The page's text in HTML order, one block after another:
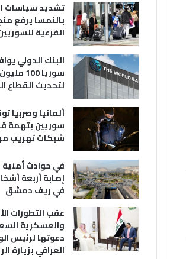
تشديد سياسات
بالنمسا يرفع
الفرعية
البنك الدولي
سوريا 100
لتحديث القطاع
ألمانيا وصربيا
سوريين بتهمة
شبكات تهريب
في حوادث
إصابة أربعة
في ريف دمشق
عقب التطورات
والعسكرية
دعوتها لرئيس
العراقي بزيارة